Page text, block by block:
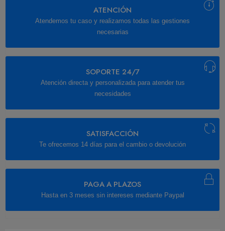
ATENCIÓN
Atendemos tu caso y realizamos todas las gestiones
necesarias
SOPORTE 24/7
Atención directa y personalizada para atender tus
necesidades
SATISFACCIÓN
Te ofrecemos 14 días para el cambio o devolución
PAGA A PLAZOS
Hasta en 3 meses sin intereses mediante Paypal